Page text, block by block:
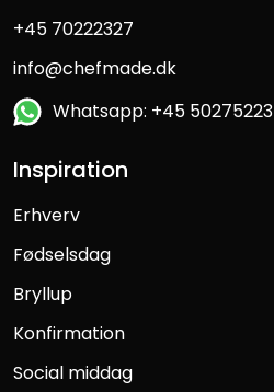
+45 70222327
info@chefmade.dk
Whatsapp: +45 50275223
Inspiration
Erhverv
Fødselsdag
Bryllup
Konfirmation
Social middag